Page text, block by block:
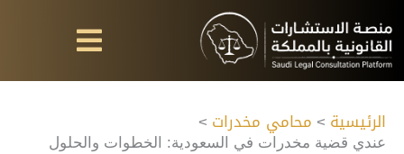
إلى
المحتوى
الرئيسية محامي مخدرات
عندي قضية مخدرات في السعودية: الخطوات والحلول